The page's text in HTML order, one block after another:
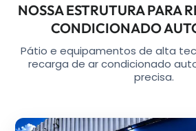
NOSSA ESTRUTURA PARA
CONDICIONADO
Pátio e equipamentos de alta
recarga de ar condicionado
precisa.